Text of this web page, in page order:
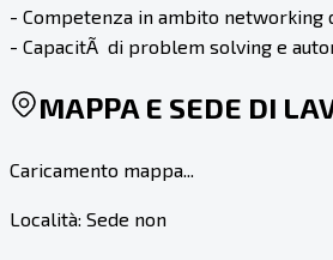
- Competenza in ambito networking
- CapacitÃ di problem solving e
MAPPA E SEDE DI
Caricamento mappa...
Località: Sede non